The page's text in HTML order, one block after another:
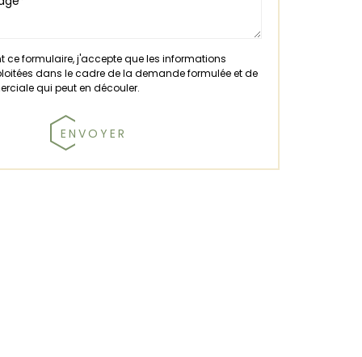
ce formulaire, j'accepte que les informations
dans le cadre de la demande formulée et de
qui peut en découler.